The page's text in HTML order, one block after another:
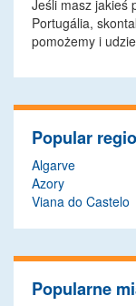
Jeśli masz jakieś
Portugália,
pomożemy i
Popular
Algarve
Azory
Viana do Castelo
Popularne